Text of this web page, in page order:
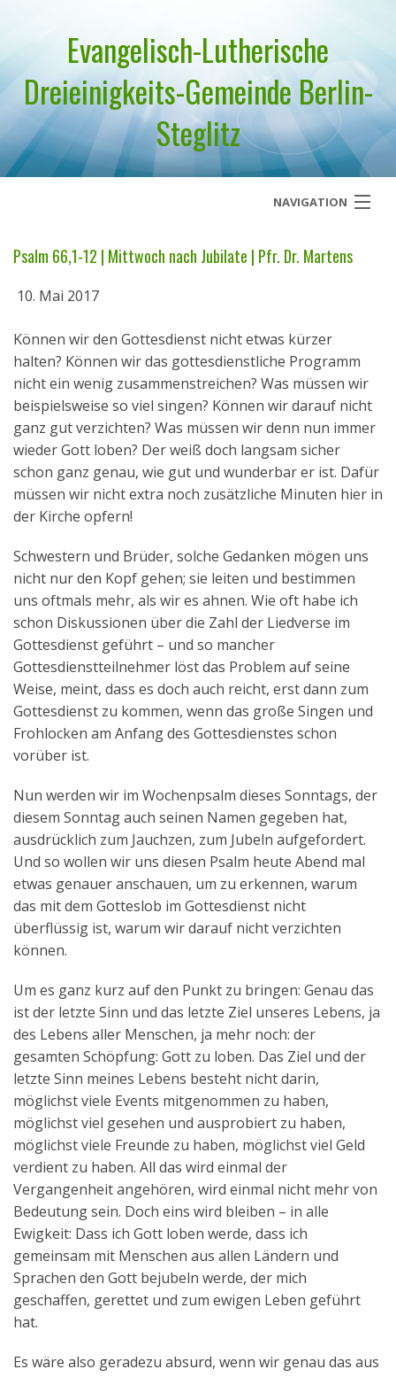
Evangelisch-Lutherische
Dreieinigkeits-Gemeinde Berlin-
Steglitz
NAVIGATION
Über uns
Geistliches Wort
Termine
Aktuelles
Kontakt
English
Psalm 66,1-12 | Mittwoch nach Jubilate | Pfr. Dr. Martens
10. Mai 2017
Können wir den Gottesdienst nicht etwas kürzer
halten? Können wir das gottesdienstliche Programm
nicht ein wenig zusammenstreichen? Was müssen wir
beispielsweise so viel singen? Können wir darauf nicht
ganz gut verzichten? Was müssen wir denn nun immer
wieder Gott loben? Der weiß doch langsam sicher
schon ganz genau, wie gut und wunderbar er ist. Dafür
müssen wir nicht extra noch zusätzliche Minuten hier in
der Kirche opfern!
Schwestern und Brüder, solche Gedanken mögen uns
nicht nur den Kopf gehen; sie leiten und bestimmen
uns oftmals mehr, als wir es ahnen. Wie oft habe ich
schon Diskussionen über die Zahl der Liedverse im
Gottesdienst geführt – und so mancher
Gottesdienstteilnehmer löst das Problem auf seine
Weise, meint, dass es doch auch reicht, erst dann zum
Gottesdienst zu kommen, wenn das große Singen und
Frohlocken am Anfang des Gottesdienstes schon
vorüber ist.
Nun werden wir im Wochenpsalm dieses Sonntags, der
diesem Sonntag auch seinen Namen gegeben hat,
ausdrücklich zum Jauchzen, zum Jubeln aufgefordert.
Und so wollen wir uns diesen Psalm heute Abend mal
etwas genauer anschauen, um zu erkennen, warum
das mit dem Gotteslob im Gottesdienst nicht
überflüssig ist, warum wir darauf nicht verzichten
können.
Um es ganz kurz auf den Punkt zu bringen: Genau das
ist der letzte Sinn und das letzte Ziel unseres Lebens, ja
des Lebens aller Menschen, ja mehr noch: der
gesamten Schöpfung: Gott zu loben. Das Ziel und der
letzte Sinn meines Lebens besteht nicht darin,
möglichst viele Events mitgenommen zu haben,
möglichst viel gesehen und ausprobiert zu haben,
möglichst viele Freunde zu haben, möglichst viel Geld
verdient zu haben. All das wird einmal der
Vergangenheit angehören, wird einmal nicht mehr von
Bedeutung sein. Doch eins wird bleiben – in alle
Ewigkeit: Dass ich Gott loben werde, dass ich
gemeinsam mit Menschen aus allen Ländern und
Sprachen den Gott bejubeln werde, der mich
geschaffen, gerettet und zum ewigen Leben geführt
hat.
Es wäre also geradezu absurd, wenn wir genau das aus